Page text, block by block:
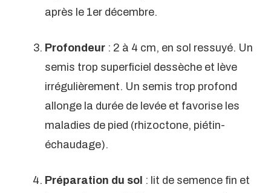
après le 1er décembre.
Profondeur : 2 à 4 cm, en sol ressuyé. Un
semis trop superficiel dessèche et lève
irrégulièrement. Un semis trop profond
allonge la durée de levée et favorise les
maladies de pied (rhizoctone, piétin-
échaudage).
Préparation du sol : lit de semence fin et